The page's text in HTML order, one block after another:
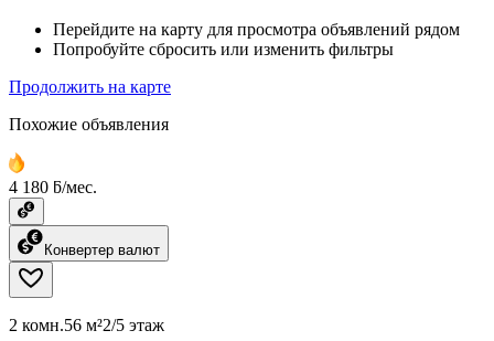
Перейдите на карту для просмотра объявлений рядом
Попробуйте сбросить или изменить фильтры
Продолжить на карте
Похожие объявления
4 180 ƃ/мес.
Конвертер валют
2 комн.56 м²2/5 этаж